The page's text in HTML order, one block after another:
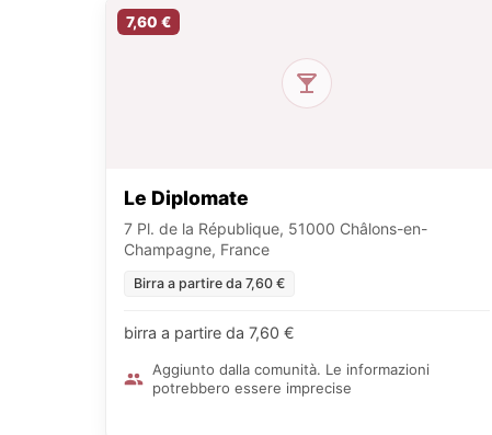
7,60 €
Le Diplomate
7 Pl. de la République, 51000 Châlons-en-
Champagne, France
Birra a partire da 7,60 €
birra a partire da 7,60 €
Aggiunto dalla comunità. Le informazioni
potrebbero essere imprecise